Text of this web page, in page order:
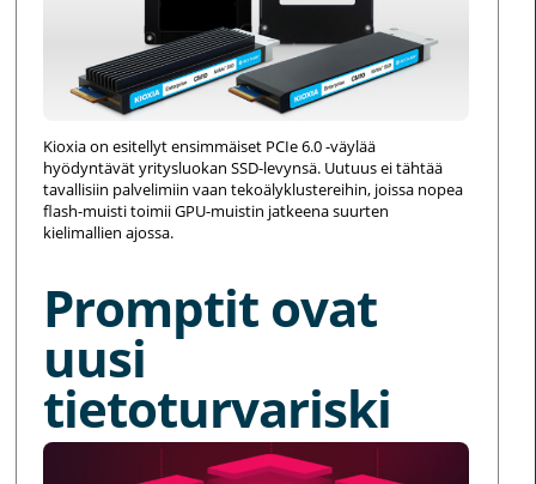
Kioxia on esitellyt ensimmäiset PCIe 6.0 -väylää
hyödyntävät yritysluokan SSD-levynsä. Uutuus ei tähtää
tavallisiin palvelimiin vaan tekoälyklustereihin, joissa nopea
flash-muisti toimii GPU-muistin jatkeena suurten
kielimallien ajossa.
Promptit ovat
uusi
tietoturvariski